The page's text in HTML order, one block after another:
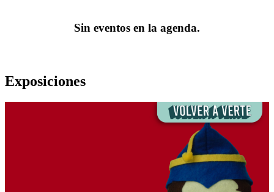
Sin eventos en la agenda.
Exposiciones